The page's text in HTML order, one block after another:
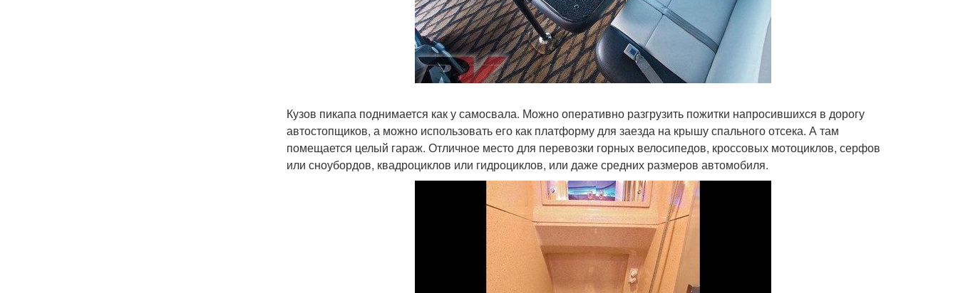
Кузов пикапа поднимается как у самосвала. Можно оперативно разгрузить пожитки напросившихся в дорогу
автостопщиков, а можно использовать его как платформу для заезда на крышу спального отсека. А там
помещается целый гараж. Отличное место для перевозки горных велосипедов, кроссовых мотоциклов, серфов
или сноубордов, квадроциклов или гидроциклов, или даже средних размеров автомобиля.